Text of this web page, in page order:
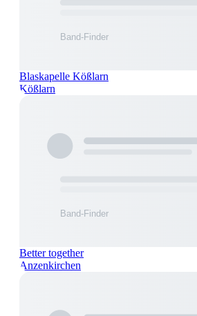
Blaskapelle Kößlarn
Kößlarn
Better together
Anzenkirchen